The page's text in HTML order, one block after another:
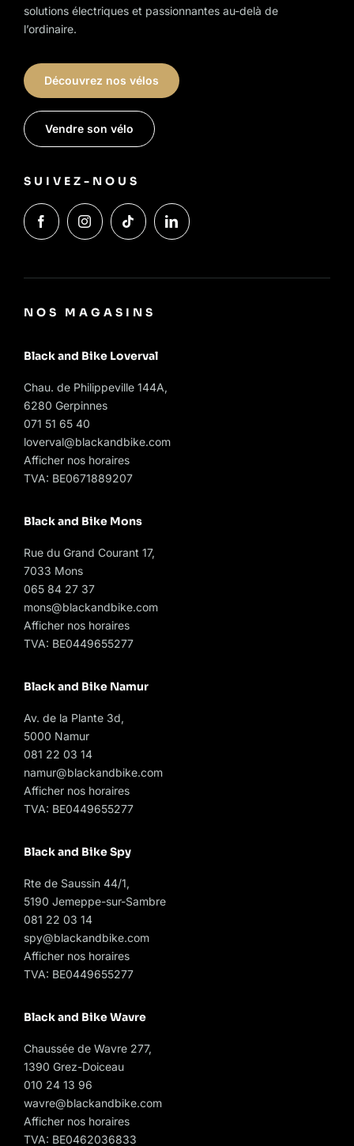
solutions électriques et passionnantes au-delà de
l’ordinaire.
Découvrez nos vélos
Vendre son vélo
SUIVEZ-NOUS
NOS MAGASINS
Black and Bike Loverval
Chau. de Philippeville 144A,
6280 Gerpinnes
071 51 65 40
loverval@blackandbike.com
Afficher nos horaires
TVA: BE0671889207
Black and Bike Mons
Rue du Grand Courant 17,
7033 Mons
065 84 27 37
mons@blackandbike.com
Afficher nos horaires
TVA: BE0449655277
Black and Bike Namur
Av. de la Plante 3d,
5000 Namur
081 22 03 14
namur@blackandbike.com
Afficher nos horaires
TVA: BE0449655277
Black and Bike Spy
Rte de Saussin 44/1,
5190 Jemeppe-sur-Sambre
081 22 03 14
spy@blackandbike.com
Afficher nos horaires
TVA: BE0449655277
Black and Bike Wavre
Chaussée de Wavre 277,
1390 Grez-Doiceau
010 24 13 96
wavre@blackandbike.com
Afficher nos horaires
TVA: BE0462036833